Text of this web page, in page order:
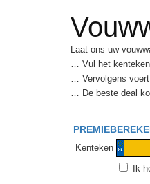
Laat ons uw
… Vul het
… Vervolgens
… De beste deal